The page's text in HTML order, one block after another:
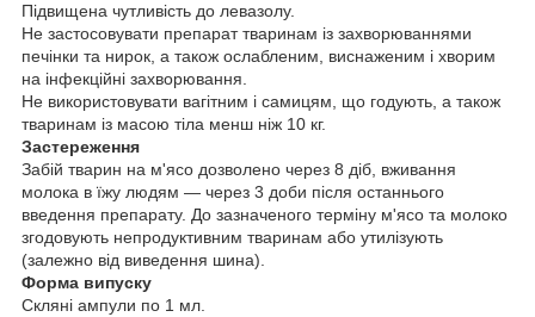
Підвищена чутливість до левазолу.
Не застосовувати препарат тваринам із захворюваннями
печінки та нирок, а також ослабленим, виснаженим і хворим
на інфекційні захворювання.
Не використовувати вагітним і самицям, що годують, а також
тваринам із масою тіла менш ніж 10 кг.
Застереження
Забій тварин на м'ясо дозволено через 8 діб, вживання
молока в їжу людям — через 3 доби після останнього
введення препарату. До зазначеного терміну м'ясо та молоко
згодовують непродуктивним тваринам або утилізують
(залежно від виведення шина).
Форма випуску
Скляні ампули по 1 мл.